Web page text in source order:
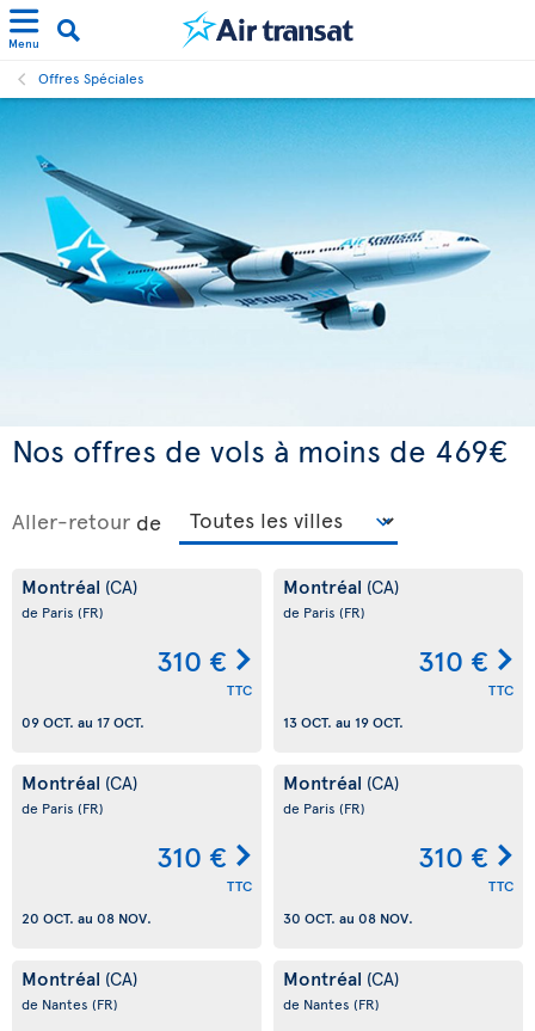
Menu
Offres Spéciales
Nos offres de vols à moins de 469€
Aller-retour de
Montréal (CA)
de Paris (FR)
310 €
TTC
09 OCT. au 17 OCT.
Montréal (CA)
de Paris (FR)
310 €
TTC
13 OCT. au 19 OCT.
Montréal (CA)
de Paris (FR)
310 €
TTC
20 OCT. au 08 NOV.
Montréal (CA)
de Paris (FR)
310 €
TTC
30 OCT. au 08 NOV.
Montréal (CA)
de Nantes (FR)
Montréal (CA)
de Nantes (FR)